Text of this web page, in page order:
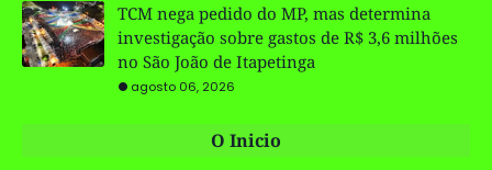
TCM nega pedido do MP, mas determina
investigação sobre gastos de R$ 3,6 milhões
no São João de Itapetinga
agosto 06, 2026
O Inicio